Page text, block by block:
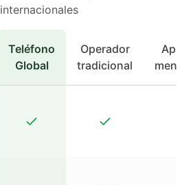
internacionales
Teléfono
Global
Operador
tradicional
Apps